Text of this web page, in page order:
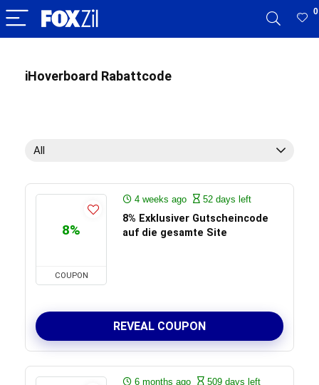
0
iHoverboard Rabattcode
All
8%
COUPON
4 weeks ago 52 days left
8% Exklusiver Gutscheincode
auf die gesamte Site
REVEAL COUPON
6 months ago 509 days left